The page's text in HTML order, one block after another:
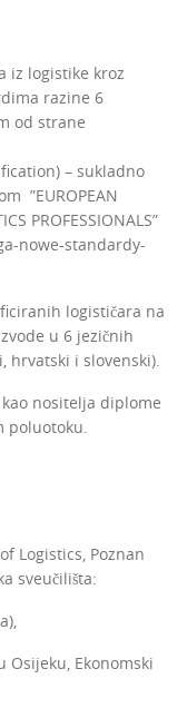
iz logistike kroz
razine 6
od strane
– sukladno
”EUROPEAN
PROFESSIONALS”
nowe-standardy-
logističara na
u 6 jezičnih
hrvatski i slovenski).
nositelja diplome
poluotoku.
Logistics, Poznan
sveučilišta:
Osijeku, Ekonomski